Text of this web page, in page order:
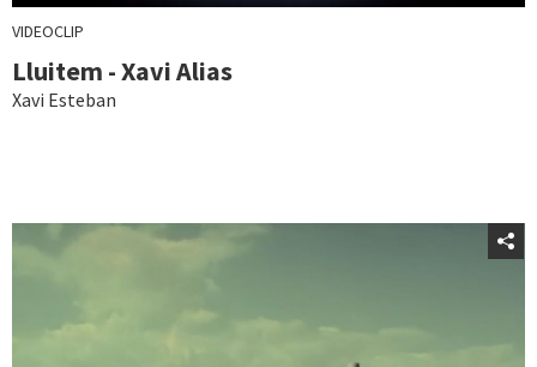
VIDEOCLIP
Lluitem - Xavi Alias
Xavi Esteban